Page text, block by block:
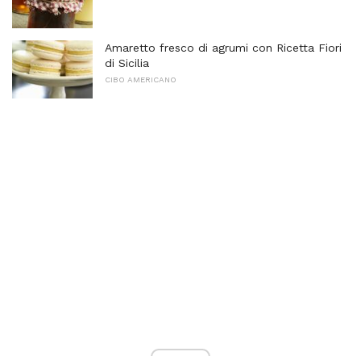
Amaretto fresco di agrumi con Ricetta Fiori
di Sicilia
CIBO AMERICANO